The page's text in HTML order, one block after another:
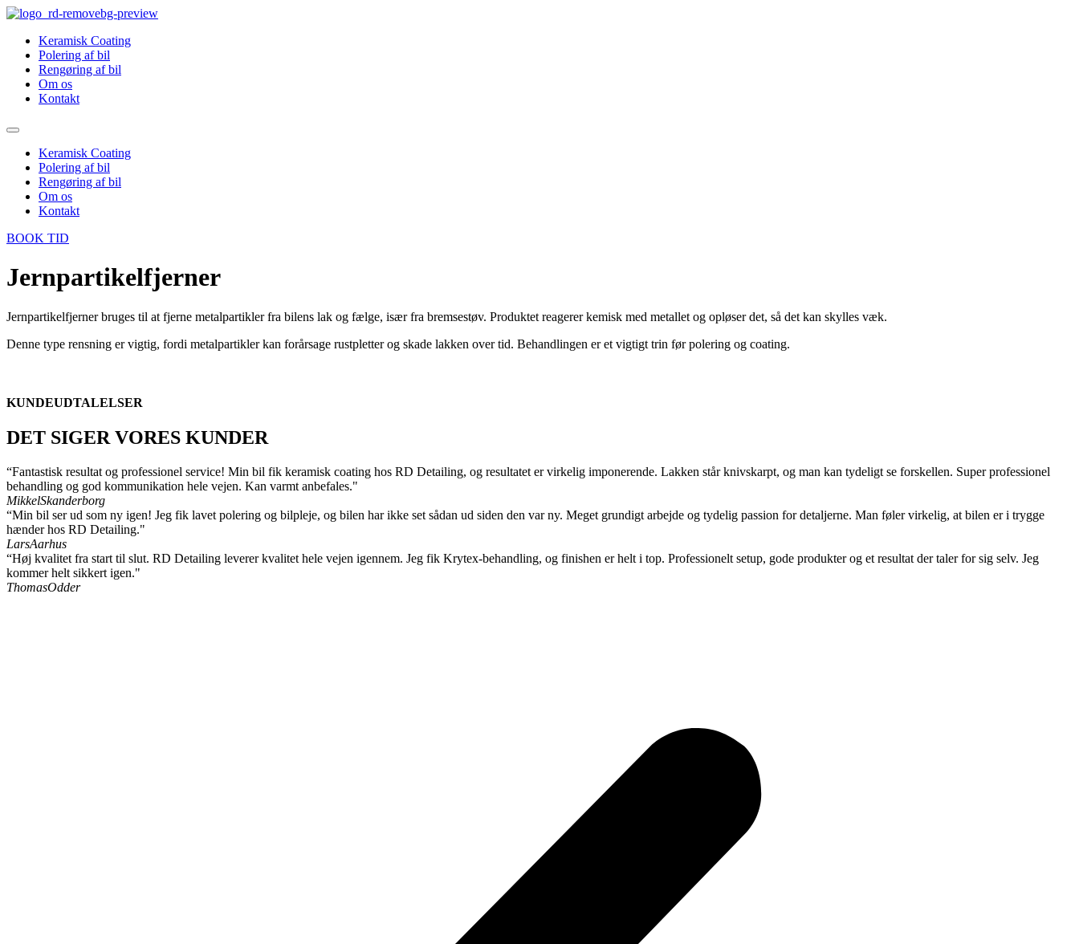
Videre
indholdKeramisk Coating
Polering af bil
Rengøring af bil
Om os
Kontakt
Keramisk Coating
Polering af bil
Rengøring af bil
Om os
Kontakt
BOOK TID
Jernpartikelfjerner
Jernpartikelfjerner bruges til at fjerne metalpartikler fra bilens lak og fælge, især fra bremsestøv. Produktet reagerer kemisk med metallet og opløser det, så det kan skylles væk.
Denne type rensning er vigtig, fordi metalpartikler kan forårsage rustpletter og skade lakken over tid. Behandlingen er et vigtigt trin før polering og coating.
KUNDEUDTALELSER
DET SIGER VORES KUNDER
“Fantastisk resultat og professionel service! Min bil fik keramisk coating hos RD Detailing, og resultatet er virkelig imponerende. Lakken står knivskarpt, og man kan tydeligt se forskellen. Super professionel
behandling og god kommunikation hele vejen. Kan varmt anbefales."
MikkelSkanderborg
“Min bil ser ud som ny igen! Jeg fik lavet polering og bilpleje, og bilen har ikke set sådan ud siden den var ny. Meget grundigt arbejde og tydelig passion for detaljerne. Man føler virkelig, at bilen er i trygge
hænder hos RD Detailing."
LarsAarhus
“Høj kvalitet fra start til slut. RD Detailing leverer kvalitet hele vejen igennem. Jeg fik Krytex-behandling, og finishen er helt i top. Professionelt setup, gode produkter og et resultat der taler for sig selv. Jeg
kommer helt sikkert igen."
ThomasOdder